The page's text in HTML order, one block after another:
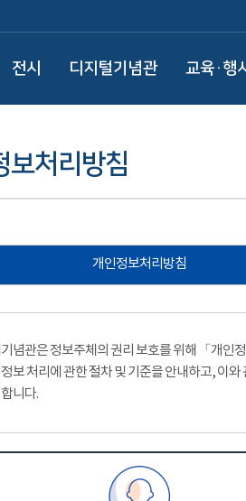
전시 디지털기념관 교육·행
보처리방침
개인정보처리방침
념관은 정보주체의 권리 보호를 위해 「개인
보 처리에 관한 절차 및 기준을 안내하고, 이
니다.